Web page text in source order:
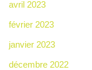
avril 2023
février 2023
janvier 2023
décembre 2022